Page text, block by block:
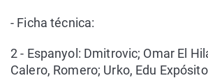
- Ficha técnica:
2 - Espanyol: Dmitrovic; Omar El
Calero, Romero; Urko, Edu